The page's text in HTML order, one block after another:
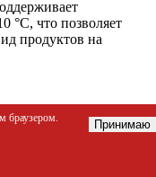
°С, что позволяет
продуктов на
свежей выпечки
закусок
браузером.
Принимаю